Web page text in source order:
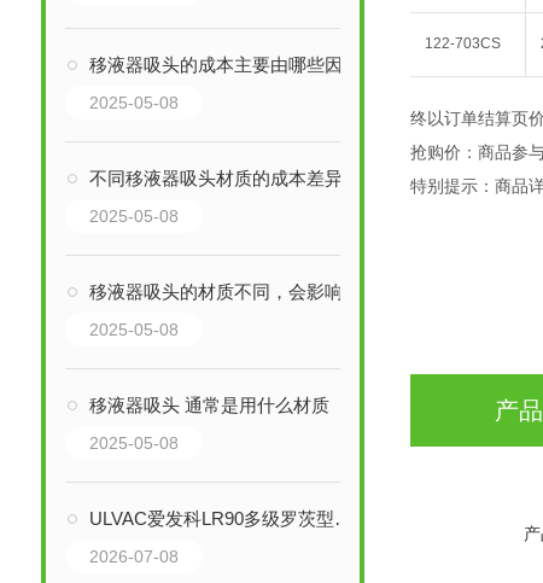
移液器吸头的成本主要由哪些因素决定？
2025-05-08
不同移液器吸头材质的成本差异如何？
2025-05-08
移液器吸头的材质不同，会影响移液的精度吗？
2025-05-08
移液器吸头 通常是用什么材质
2025-05-08
ULVAC爱发科LR90多级罗茨型干泵技术解析
2026-07-08
122-703CS
终以订单结算页
抢购价：商品参
特别提示：商品
产
产